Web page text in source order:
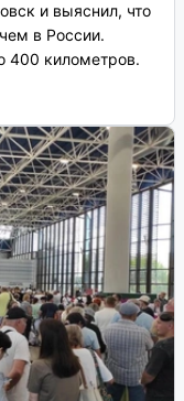
и выяснил, что
в России.
400 километров.